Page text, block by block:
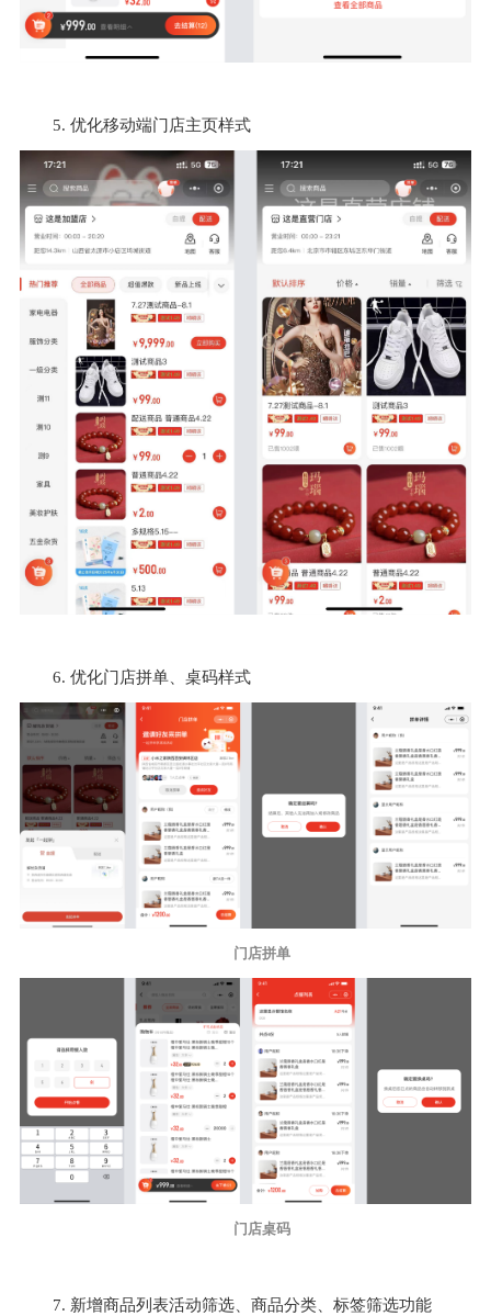
5. 优化移动端门店主页样式
6. 优化门店拼单、桌码样式
门店拼单
门店桌码
7. 新增商品列表活动筛选、商品分类、标签筛选功能